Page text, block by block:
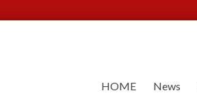
HOME News